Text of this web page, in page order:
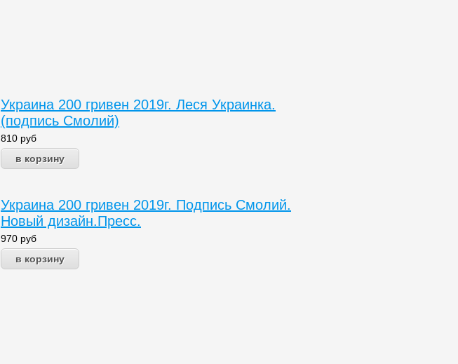
Украина 200 гривен 2019г. Леся Украинка.
(подпись Смолий)
810 руб
Украина 200 гривен 2019г. Подпись Смолий.
Новый дизайн.Пресс.
970 руб